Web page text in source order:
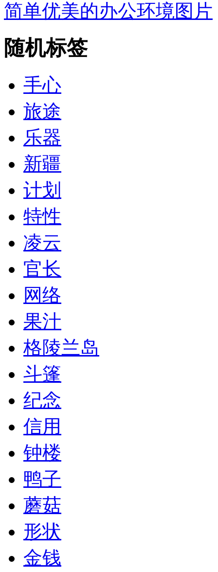
简单优美的办公环境图片
随机标签
手心
旅途
乐器
新疆
计划
特性
凌云
官长
网络
果汁
格陵兰岛
斗篷
纪念
信用
钟楼
鸭子
蘑菇
形状
金钱